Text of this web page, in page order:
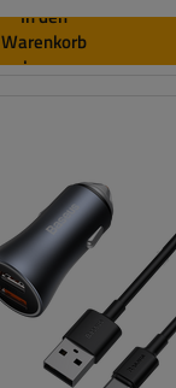
In den
Warenkorb
legen